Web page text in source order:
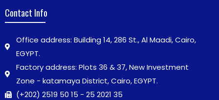
Contact Info
Office address: Building 14, 286 St., Al Maadi, Cairo,
EGYPT.
Factory address: Plots 36 & 37, New Investment
Zone - katamaya District, Cairo, EGYPT.
(+202) 2519 50 15 - 25 2021 35